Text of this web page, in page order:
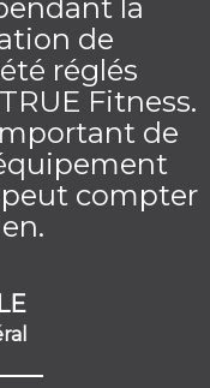
la
de
réglés
Fitness.
de
compter